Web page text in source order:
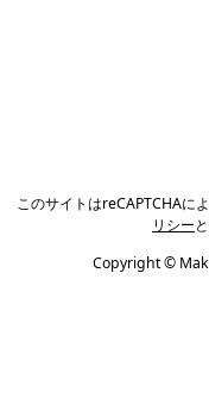
このサイトはreCAPTCHAに
リシーと
Copyright ©